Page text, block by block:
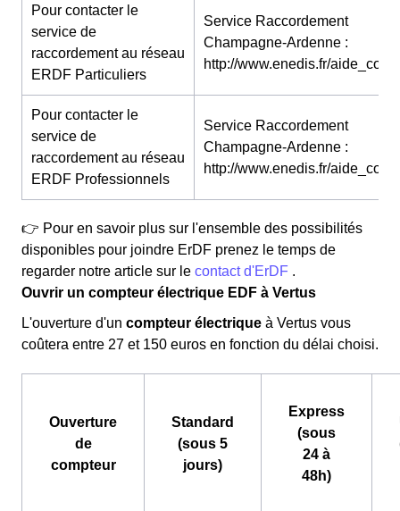
Pour contacter le
service de
raccordement au réseau
ERDF Particuliers
Service Raccordement
Champagne-Ardenne :
http://www.enedis.fr/
Pour contacter le
service de
raccordement au réseau
ERDF Professionnels
Service Raccordement
Champagne-Ardenne :
http://www.enedis.fr/
👉 Pour en savoir plus sur l'ensemble des possibilités
disponibles pour joindre ErDF prenez le temps de
regarder notre article sur le contact d'ErDF .
Ouvrir un compteur électrique EDF à Vertus
L'ouverture d'un compteur électrique à Vertus vous
coûtera entre 27 et 150 euros en fonction du délai choisi.
Ouverture
de
compteur
Standard
(sous 5
jours)
Express
(sous
24 à
48h)